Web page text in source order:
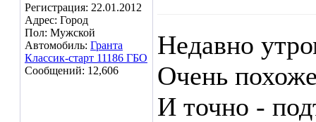
Регистрация: 22.01.2012
Адрес: Город
Пол: Мужской
Автомобиль: Гранта
Классик-старт 11186 ГБО
Сообщений: 12,606
Недавно
Очень
И точно -